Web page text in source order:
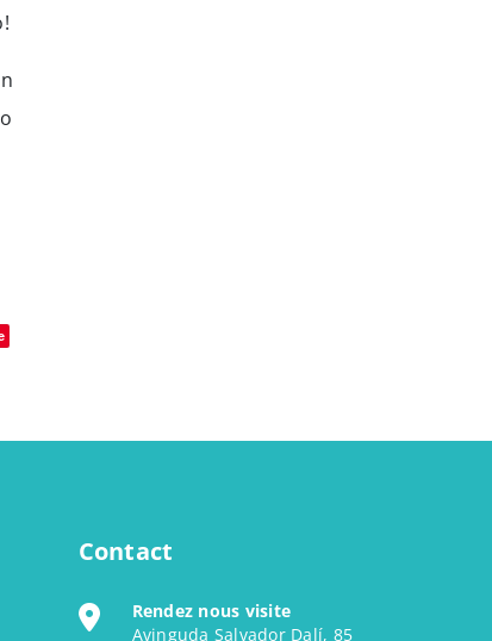
Contact
Rendez nous visite
Avinguda Salvador Dalí, 85